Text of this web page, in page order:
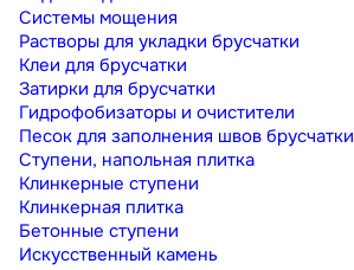
Системы мощения
Растворы для укладки брусчатки
Клеи для брусчатки
Затирки для брусчатки
Гидрофобизаторы и очистители
Песок для заполнения швов брусчатки
Ступени, напольная плитка
Клинкерные ступени
Клинкерная плитка
Бетонные ступени
Искусственный камень